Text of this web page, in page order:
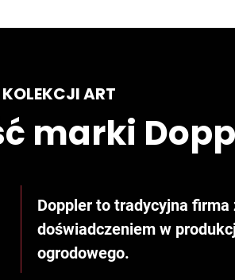
ART
marki
Doppler to tradycyjna
doświadczeniem w
ogrodowego.